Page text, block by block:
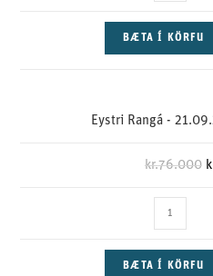
BÆTA Í KÖRFU
Eystri Rangá -
kr.76.000
BÆTA Í KÖRFU